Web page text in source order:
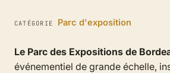
CATÉGORIE Parc d'exposition
Le Parc des Expositions de
événementiel de grande échelle,